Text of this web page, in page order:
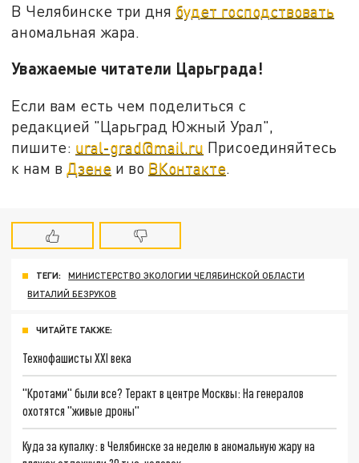
В Челябинске три дня будет господствовать
аномальная жара.
Уважаемые читатели Царьграда!
Если вам есть чем поделиться с
редакцией "Царьград Южный Урал",
пишите: ural-grad@mail.ru Присоединяйтесь
к нам в Дзене и во ВКонтакте.
ТЕГИ:
МИНИСТЕРСТВО ЭКОЛОГИИ ЧЕЛЯБИНСКОЙ ОБЛАСТИ
ВИТАЛИЙ БЕЗРУКОВ
ЧИТАЙТЕ ТАКЖЕ:
Технофашисты XXI века
"Кротами" были все? Теракт в центре Москвы: На генералов
охотятся "живые дроны"
Куда за купалку: в Челябинске за неделю в аномальную жару на